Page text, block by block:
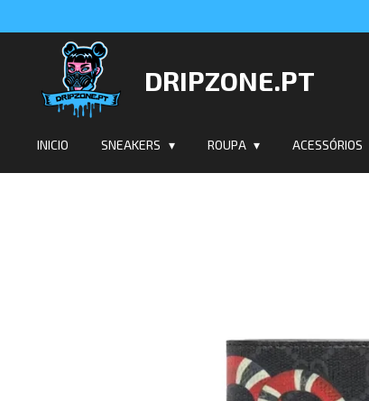
conteúdo
principal
DRIPZONE.PT
INICIO SNEAKERS ROUPA ACESSÓRIOS